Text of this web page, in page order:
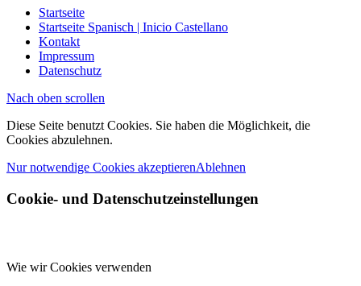
Startseite
Startseite Spanisch | Inicio Castellano
Kontakt
Impressum
Datenschutz
Nach oben scrollen
Diese Seite benutzt Cookies. Sie haben die Möglichkeit, die
Cookies abzulehnen.
Nur notwendige Cookies akzeptierenAblehnen
Cookie- und Datenschutzeinstellungen
Wie wir Cookies verwenden